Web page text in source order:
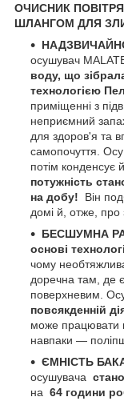
ОЧИСНИК
ШЛАНГОМ ДЛЯ
осушувач
воду, що
технологією
приміщенні з
неприємний
для здоров'я та
самопочуття.
потім конденсує
потужність
на добу!
Він
домі й, отже, про
БЕСШУМНА
основі
чому
доречна там, де
поверхневим.
повсякденній
може працювати
навпаки —
ЄМНІСТЬ
осушувача
на 64 години